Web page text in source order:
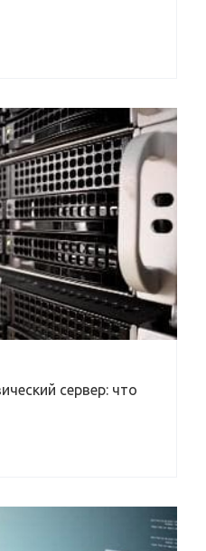
сервер: что